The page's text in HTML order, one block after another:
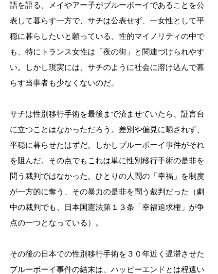
語を語る。メイやアー子がブルーボーイであることを公
表して暮らす一方で、サチは公表せず、一女性として平
穏に暮らしたいと願っている。性的マイノリティの中で
も、特にトランス女性は「夜の街」と関連づけられやす
い。しかし現実には、サチのように社会に溶け込んで暮
らす当事者も少なくないのだ。
サチは性別移行手術を最後まで済ませていたら、証言台
に立つことはなかっただろう。差別や偏見に晒されず、
平穏に暮らせたはずだ。しかしブルーボーイ事件がそれ
を阻んだ。その点でもこれは単に性別移行手術の是非を
問う裁判ではなかった。ひとりの人間の「幸福」を制度
が一方的に奪う、その暴力の是非を問う裁判だった（劇
中の裁判でも、日本国憲法第１３条「幸福追求権」が争
点の一つとなっている）。
その後の日本での性別移行手術を３０年近く遅滞させた
ブルーボーイ事件の結末は、ハッピーエンドとは程遠い